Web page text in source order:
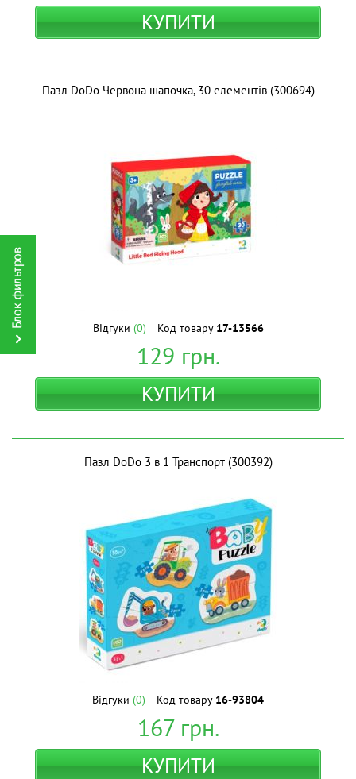
КУПИТИ
Пазл DoDo Червона шапочка, 30 елементів (300694)
Відгуки (0) Код товару 17-13566
129 грн.
КУПИТИ
Пазл DoDo 3 в 1 Транспорт (300392)
Відгуки (0) Код товару 16-93804
167грн.
КУПИТИ